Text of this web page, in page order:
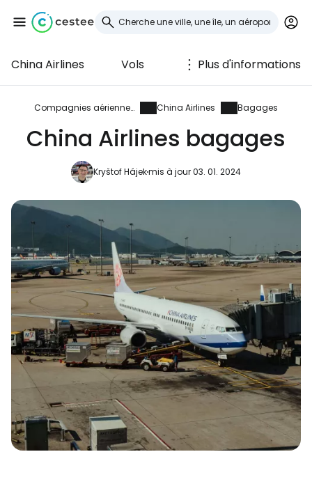
China Airlines Vols Plus d'informations
Compagnies aériennes China Airlines Bagages
China Airlines bagages
Kryštof Hájekmis à jour 03. 01. 2024
Se connecter à
Cestee
... la communauté mondiale des voyageurs
Continuer avec Facebook
Poursuivre avec le courrier
électronique